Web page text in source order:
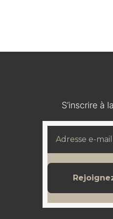
S’inscrire à